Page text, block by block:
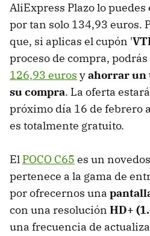
AliExpress Plazo lo
por tan solo 134,93 euros.
que, si aplicas el cupón '
proceso de compra,
126,93 euros yahorrar un
su compra. La oferta
próximo día 16 de febrero
es totalmente gratuito.
El POCO C65 es un
pertenece a la gama de
por ofrecernos una
con una resolución HD+
una frecuencia de